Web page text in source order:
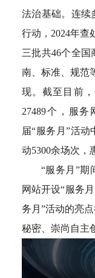
法治基础。连续
行动，2024年查
三批共46个全
南、标准、规范
现。截至目前
27489个，服务
届“服务月”活
动5300余场次，
“服务月”期
网站开设“服务
务月”活动的亮
秘密、崇尚自主